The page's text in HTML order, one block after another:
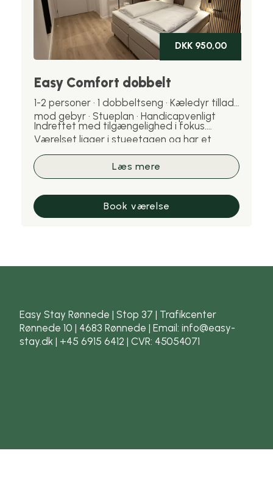
Easy Comfort dobbelt
1-2 personer · 1 dobbeltseng · Kæledyr tilladt
mod gebyr · Stueplan · Handicapvenligt
Indrettet med tilgængelighed i fokus.
Værelset ligger i stueetagen og har et
større handicapvenligt badeværelse.
Samme komfort og plads som Easy
Comfort. Kæledyr er velkomne mod gebyr.
Læs mere
DKK 950,00
Book værelse
Easy Stay Rønnede | Stop 37 | Trafikcenter
Rønnede 10 | 4683 Rønnede | Email: info@easy-
stay.dk | +45 6915 6412 | CVR: 45054071